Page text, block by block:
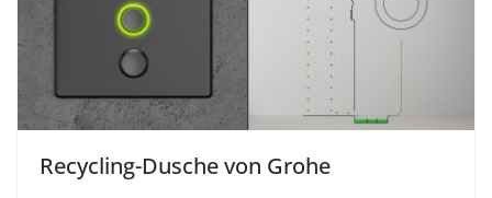
Recycling-Dusche von Grohe